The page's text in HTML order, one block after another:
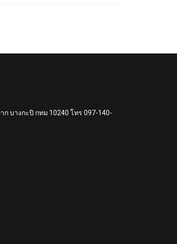
บางกะปิ กทม 10240 โทร 097-140-